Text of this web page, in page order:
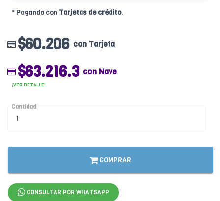
* Pagando con Tarjetas de crédito.
$60.206 con Tarjeta
$63.216.3 con Nave
¡VER DETALLE!
Cantidad
COMPRAR
CONSULTAR POR WHATSAPP